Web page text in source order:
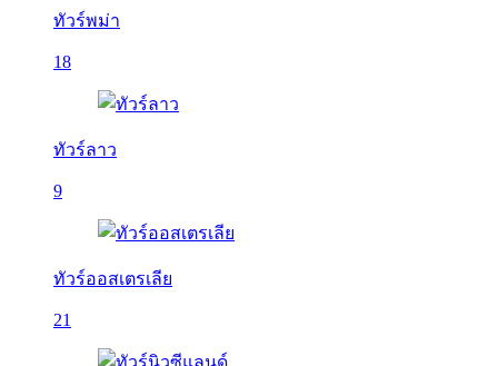
ทัวร์พม่า
18
ทัวร์ลาว
9
ทัวร์ออสเตรเลีย
21